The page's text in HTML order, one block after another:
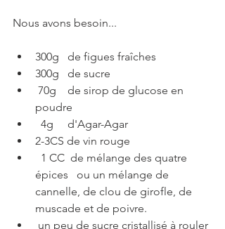
Nous avons besoin...
300g   de figues fraîches
300g   de sucre
poudre
  4g     d'Agar-Agar
2-3CS de vin rouge
épices   ou un mélange de
cannelle, de clou de girofle, de
muscade et de poivre.